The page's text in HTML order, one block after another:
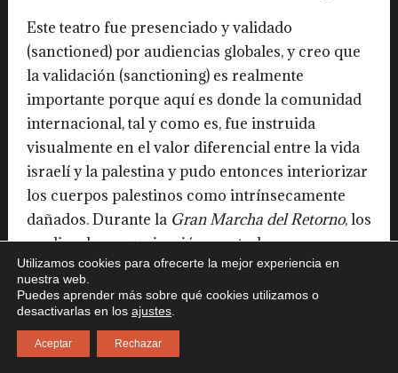
Este teatro fue presenciado y validado
(sanctioned) por audiencias globales, y creo que
la validación (sanctioning) es realmente
importante porque aquí es donde la comunidad
internacional, tal y como es, fue instruida
visualmente en el valor diferencial entre la vida
israelí y la palestina y pudo entonces interiorizar
los cuerpos palestinos como intrínsecamente
dañados. Durante la Gran Marcha del Retorno, los
medios de comunicación mostraban
habitualmente imágenes de hileras de hombres
palestinos con las piernas amputadas, en sillas
de ruedas, vendados y con muletas. Estas
imágenes tuvieron un impacto ideológico
innegable y, creo, son una especie de
Utilizamos cookies para ofrecerte la mejor experiencia en
nuestra web.
Puedes aprender más sobre qué cookies utilizamos o
desactivarlas en los ajustes
Aceptar Rechazar